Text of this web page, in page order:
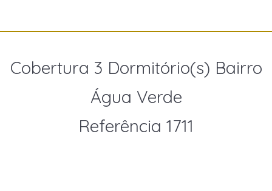
Cobertura 3 Dormitório(s) Bairro
Água Verde
Referência 1711